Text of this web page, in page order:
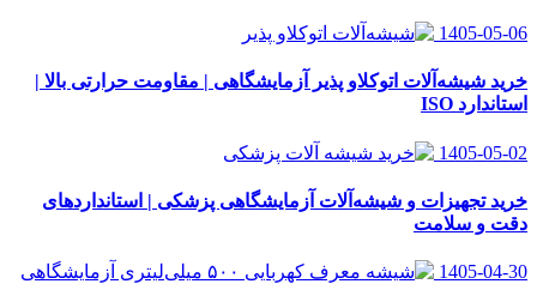
1405-05-06
خرید شیشه‌آلات اتوکلاو پذیر آزمایشگاهی | مقاومت حرارتی بالا |
استاندارد ISO
1405-05-02
خرید تجهیزات و شیشه‌آلات آزمایشگاهی پزشکی | استانداردهای
دقت و سلامت
1405-04-30